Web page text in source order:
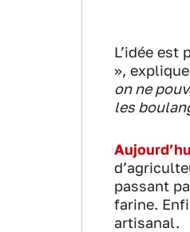
L’idée est
»,
on ne
les
passant
farine.
artisanal.